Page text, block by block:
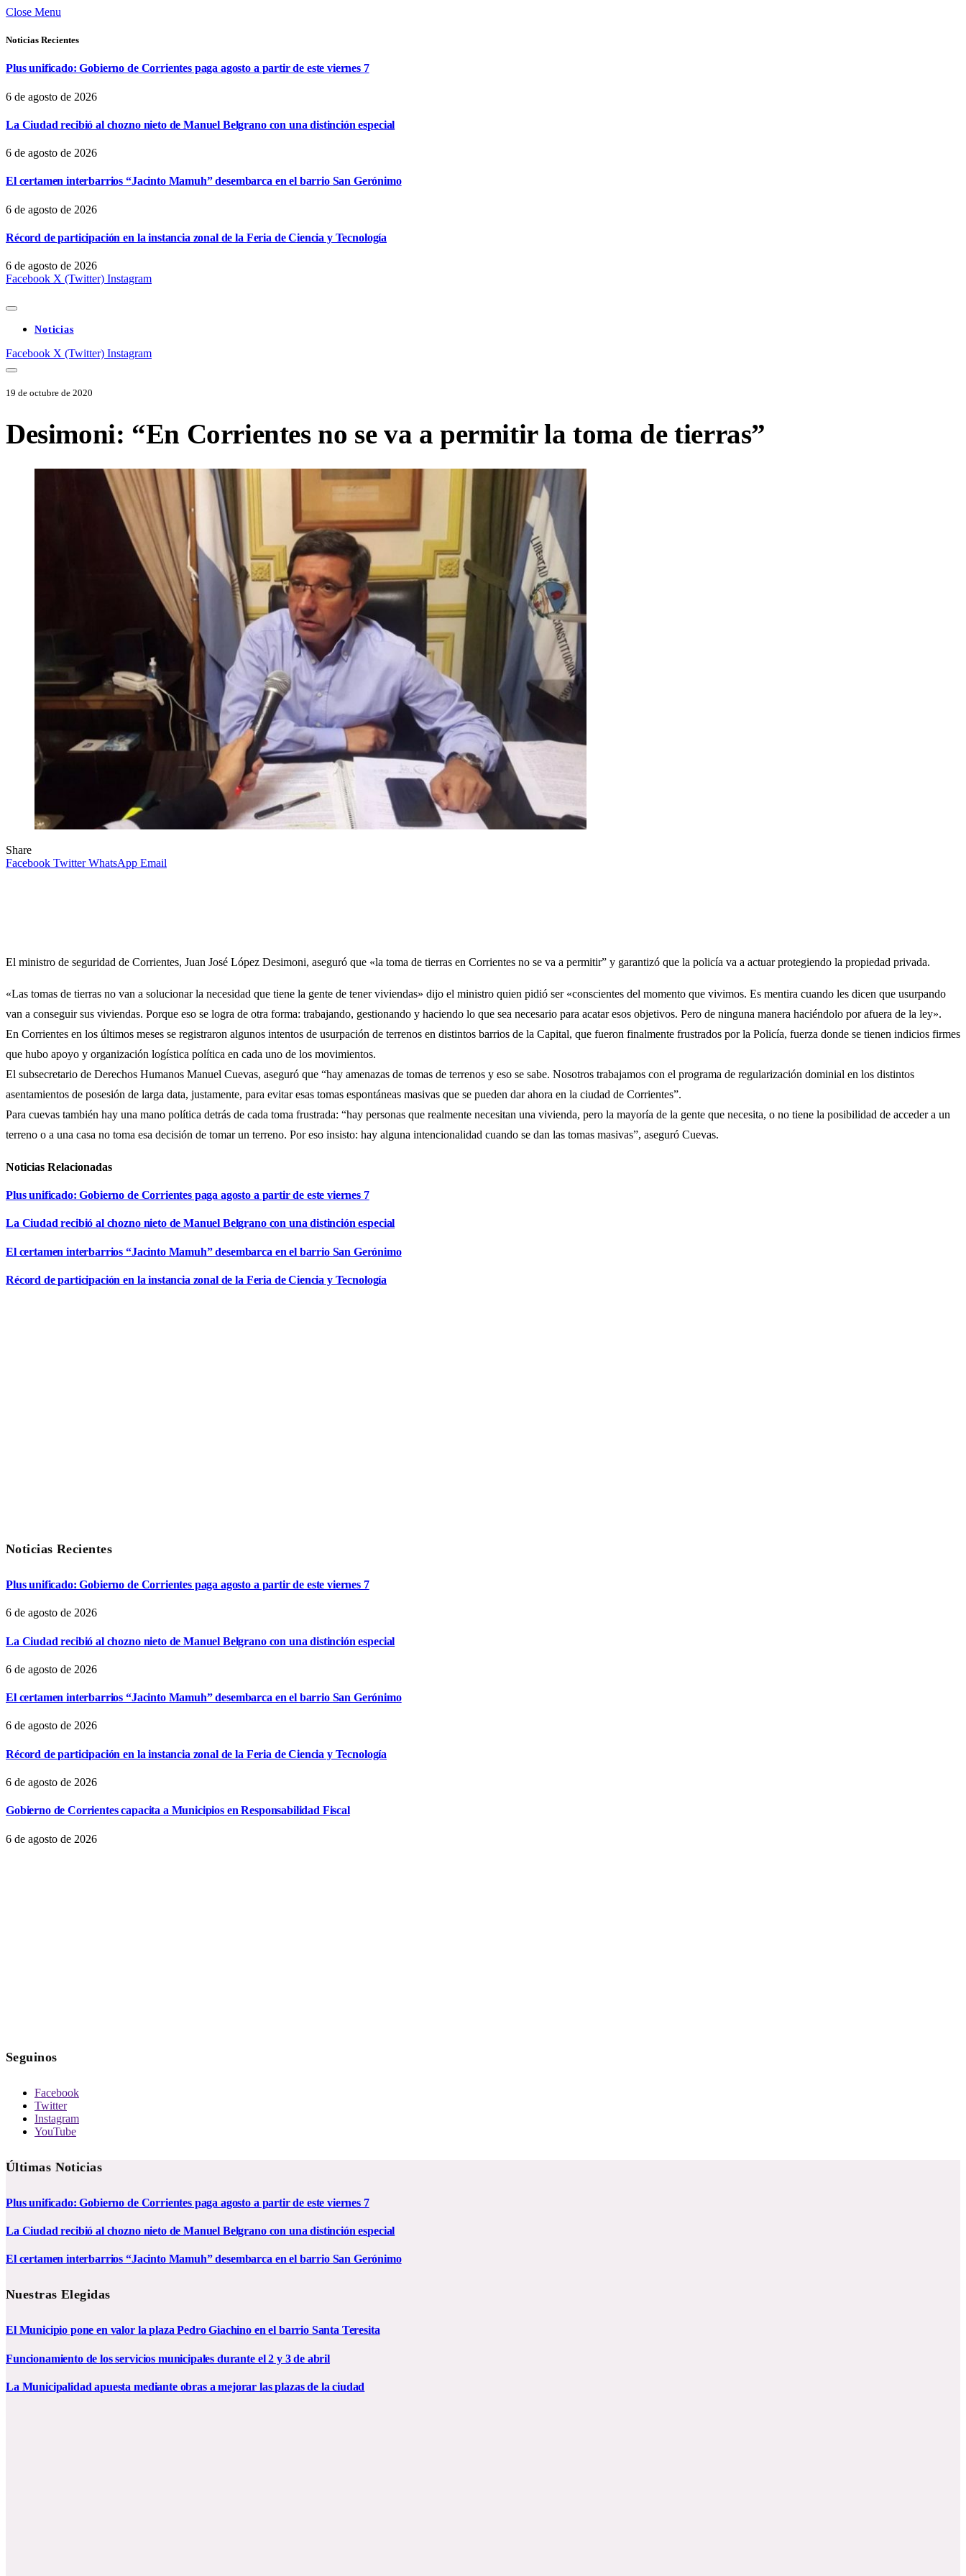
Close Menu
Noticias Recientes
Plus unificado: Gobierno de Corrientes paga agosto a partir de este viernes 7
6 de agosto de 2026
La Ciudad recibió al chozno nieto de Manuel Belgrano con una distinción especial
6 de agosto de 2026
El certamen interbarrios “Jacinto Mamuh” desembarca en el barrio San Gerónimo
6 de agosto de 2026
Récord de participación en la instancia zonal de la Feria de Ciencia y Tecnología
6 de agosto de 2026
Facebook X (Twitter) Instagram
Noticias
Facebook X (Twitter) Instagram
19 de octubre de 2020
​Desimoni: “En Corrientes no se va a permitir la toma de tierras”
Share
Facebook Twitter WhatsApp Email
El ministro de seguridad de Corrientes, Juan José López Desimoni, aseguró que «la toma de tierras en Corrientes no se va a permitir” y garantizó que la policía va a actuar protegiendo la propiedad privada.
«Las tomas de tierras no van a solucionar la necesidad que tiene la gente de tener viviendas» dijo el ministro quien pidió ser «conscientes del momento que vivimos. Es mentira cuando les dicen que usurpando
van a conseguir sus viviendas. Porque eso se logra de otra forma: trabajando, gestionando y haciendo lo que sea necesario para acatar esos objetivos. Pero de ninguna manera haciéndolo por afuera de la ley».
En Corrientes en los últimos meses se registraron algunos intentos de usurpación de terrenos en distintos barrios de la Capital, que fueron finalmente frustrados por la Policía, fuerza donde se tienen indicios firmes
que hubo apoyo y organización logística política en cada uno de los movimientos.
El subsecretario de Derechos Humanos Manuel Cuevas, aseguró que “hay amenazas de tomas de terrenos y eso se sabe. Nosotros trabajamos con el programa de regularización dominial en los distintos
asentamientos de posesión de larga data, justamente, para evitar esas tomas espontáneas masivas que se pueden dar ahora en la ciudad de Corrientes”.
Para cuevas también hay una mano política detrás de cada toma frustrada: “hay personas que realmente necesitan una vivienda, pero la mayoría de la gente que necesita, o no tiene la posibilidad de acceder a un
terreno o a una casa no toma esa decisión de tomar un terreno. Por eso insisto: hay alguna intencionalidad cuando se dan las tomas masivas”, aseguró Cuevas.
Noticias Relacionadas
Plus unificado: Gobierno de Corrientes paga agosto a partir de este viernes 7
La Ciudad recibió al chozno nieto de Manuel Belgrano con una distinción especial
El certamen interbarrios “Jacinto Mamuh” desembarca en el barrio San Gerónimo
Récord de participación en la instancia zonal de la Feria de Ciencia y Tecnología
Noticias Recientes
Plus unificado: Gobierno de Corrientes paga agosto a partir de este viernes 7
6 de agosto de 2026
La Ciudad recibió al chozno nieto de Manuel Belgrano con una distinción especial
6 de agosto de 2026
El certamen interbarrios “Jacinto Mamuh” desembarca en el barrio San Gerónimo
6 de agosto de 2026
Récord de participación en la instancia zonal de la Feria de Ciencia y Tecnología
6 de agosto de 2026
Gobierno de Corrientes capacita a Municipios en Responsabilidad Fiscal
6 de agosto de 2026
Seguinos
Facebook
Twitter
Instagram
YouTube
Últimas Noticias
Plus unificado: Gobierno de Corrientes paga agosto a partir de este viernes 7
La Ciudad recibió al chozno nieto de Manuel Belgrano con una distinción especial
El certamen interbarrios “Jacinto Mamuh” desembarca en el barrio San Gerónimo
Nuestras Elegidas
El Municipio pone en valor la plaza Pedro Giachino en el barrio Santa Teresita
Funcionamiento de los servicios municipales durante el 2 y 3 de abril
La Municipalidad apuesta mediante obras a mejorar las plazas de la ciudad